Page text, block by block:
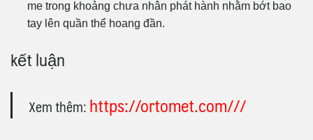
me trong khoảng chưa nhân phát hành nhằm bớt bao
tay lên quần thể hoang đần.
kết luận
Xem thêm:https://ortomet.com///